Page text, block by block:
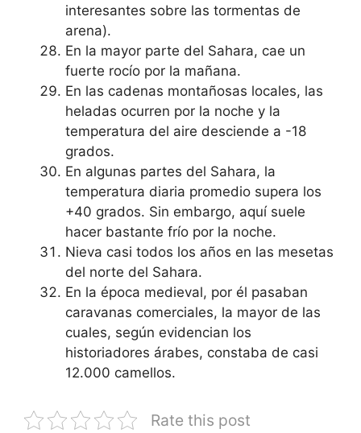
interesantes sobre las tormentas de
arena).
En la mayor parte del Sahara, cae un
fuerte rocío por la mañana.
En las cadenas montañosas locales, las
heladas ocurren por la noche y la
temperatura del aire desciende a -18
grados.
En algunas partes del Sahara, la
temperatura diaria promedio supera los
+40 grados. Sin embargo, aquí suele
hacer bastante frío por la noche.
Nieva casi todos los años en las mesetas
del norte del Sahara.
En la época medieval, por él pasaban
caravanas comerciales, la mayor de las
cuales, según evidencian los
historiadores árabes, constaba de casi
12.000 camellos.
Rate this post